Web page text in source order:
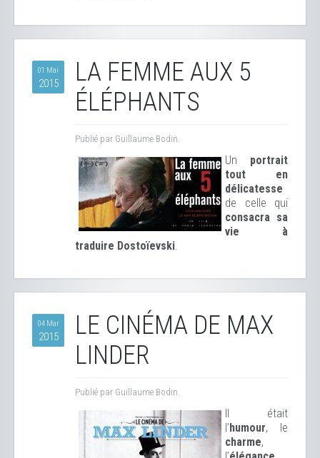
01 Mai
2015
LA FEMME AUX 5
ÉLÉPHANTS
Publié par Guillaume Bodin.
Un portrait
tout en
délicatesse
de celle qui
consacra sa
vie à
traduire Dostoïevski.
04 Mar
2015
LE CINÉMA DE MAX
LINDER
Publié par Guillaume Bodin.
Il était
l’humour, le
charme,